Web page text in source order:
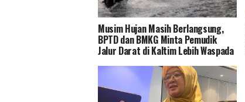
Musim Hujan Masih Berlangsung,
BPTD dan BMKG Minta Pemudik
Jalur Darat di Kaltim Lebih Waspada